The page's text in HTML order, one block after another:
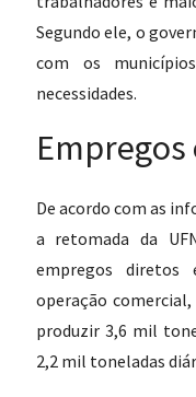
Segundo ele, o
com os
necessidades.
De acordo com as
a retomada da
empregos diretos
operação
produzir 3,6 mil
2,2 mil toneladas